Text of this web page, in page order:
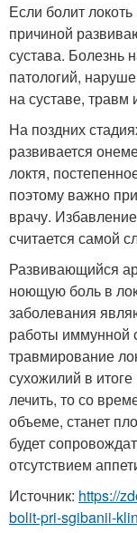
Если болит
причиной
сустава. Болезнь
патологий,
на суставе,
На поздних
развивается
локтя,
поэтому важно
врачу.
считается самой
Развивающийся
ноющую боль в
заболевания
работы иммунной
травмирование
сухожилий в
лечить, то со
объеме, станет
будет
отсутствием
Источник: https://
bolit-pri-sgibanii-